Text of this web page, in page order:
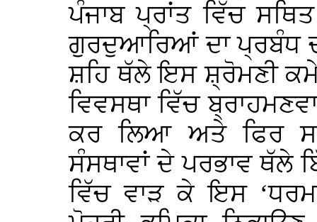
ਪੰਜਾਬ ਪ੍ਰਾਂਤ ਵਿੱਚ
ਗੁਰਦੁਆਰਿਆਂ ਦਾ ਪ੍ਰਬੰਧ
ਸ਼ਹਿ ਥੱਲੇ ਇਸ ਸ਼੍ਰੋਮਣੀ
ਵਿਵਸਥਾ ਵਿੱਚ
ਕਰ ਲਿਆ ਅਤੇ ਫਿਰ
ਸੰਸਥਾਵਾਂ ਦੇ ਪਰਭਾਵ ਥੱਲੇ
ਵਿੱਚ ਵਾੜ ਕੇ ਇਸ